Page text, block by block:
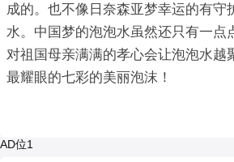
成的。也不像日奈森亚梦幸运的有守
水。中国梦的泡泡水虽然还只有一点
对祖国母亲满满的孝心会让泡泡水越
最耀眼的七彩的美丽泡沫！
AD位1